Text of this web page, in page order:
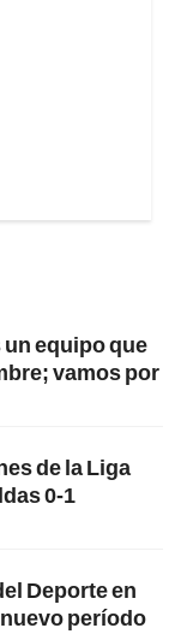
equipo que
vamos por
de la Liga
0-1
Deporte en
período